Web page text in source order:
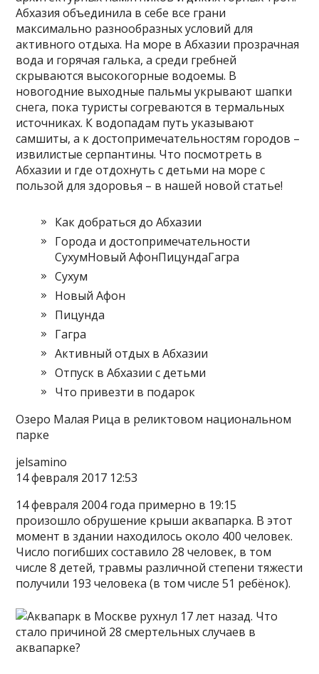
Абхазия объединила в себе все грани
максимально разнообразных условий для
активного отдыха. На море в Абхазии прозрачная
вода и горячая галька, а среди гребней
скрываются высокогорные водоемы. В
новогодние выходные пальмы укрывают шапки
снега, пока туристы согреваются в термальных
источниках. К водопадам путь указывают
самшиты, а к достопримечательностям городов –
извилистые серпантины. Что посмотреть в
Абхазии и где отдохнуть с детьми на море с
пользой для здоровья – в нашей новой статье!
Как добраться до Абхазии
Города и достопримечательности
СухумНовый АфонПицундаГагра
Сухум
Новый Афон
Пицунда
Гагра
Активный отдых в Абхазии
Отпуск в Абхазии с детьми
Что привезти в подарок
Озеро Малая Рица в реликтовом национальном
парке
jelsamino
14 февраля 2017 12:53
14 февраля 2004 года примерно в 19:15
произошло обрушение крыши аквапарка. В этот
момент в здании находилось около 400 человек.
Число погибших составило 28 человек, в том
числе 8 детей, травмы различной степени тяжести
получили 193 человека (в том числе 51 ребёнок).